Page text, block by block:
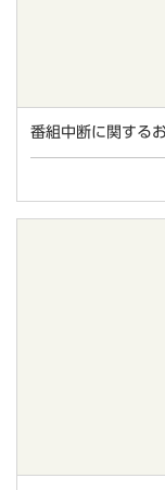
番組中断に関する